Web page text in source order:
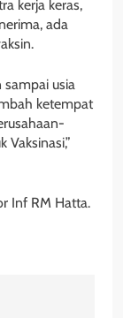
kerja keras,
ada
sampai usia
ketempat
Vaksinasi,”
Inf RM Hatta.